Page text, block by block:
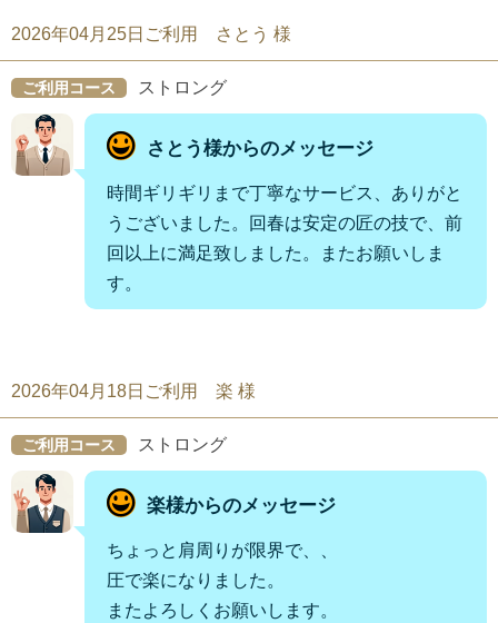
2026年04月25日ご利用 さとう 様
ご利用コース ストロング
さとう様からのメッセージ
時間ギリギリまで丁寧なサービス、ありがと
うございました。回春は安定の匠の技で、前
回以上に満足致しました。またお願いしま
す。
2026年04月18日ご利用 楽 様
ご利用コース ストロング
楽様からのメッセージ
ちょっと肩周りが限界で、、
圧で楽になりました。
またよろしくお願いします。